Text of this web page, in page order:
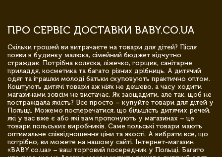
ПРО СЕРВІС ДОСТАВКИ BABY.CO.UA
Скільки грошей ви витрачаєте на товари для дітей? Після
появи в будинку малюка, сімейний бюджет відчутно
страждає. Потрібна коляска, ліжечко, горщик, санітарне
приладдя, косметика та багато різних дрібниць. А дитячий
одяг та іграшки молоді батьки скуповують практично оптом.
Коштують дитячі товари аж ніяк не дешево, а часу ходити
магазинами зовсім не вистачає. Як заощадити, але так, щоб не
постраждала якість? Все просто – купуйте товари для дітей у
Польщі. Можемо посперечатися, що більшість дитячих речей,
які у вас вже є або які вам пропонують у магазинах – це
товари польських виробників. Саме польські товари мають
оптимальне співвідношення ціни та якості. А вибрати все, що
потрібно, ви можете на нашому сайті. Інтернет-магазин
«BABY.co.ua» – ваш торговий посередник у Польщі. Багато